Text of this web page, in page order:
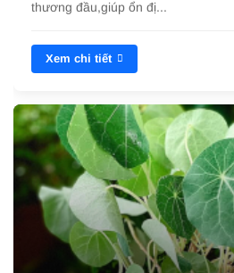
thương đầu,giúp ổn đị...
Xem chi tiết